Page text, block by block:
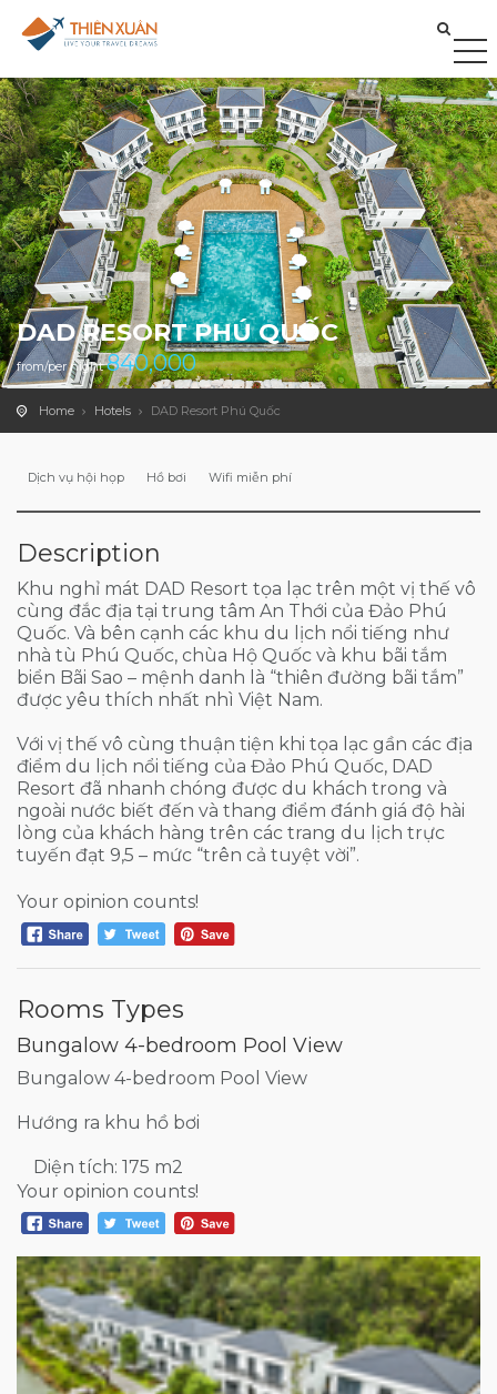
DAD RESORT PHÚ QUỐC
from/per night840,000
Home Hotels DAD Resort Phú Quốc
Dịch vụ hội họp Hồ bơi Wifi miễn phí
Description
Khu nghỉ mát DAD Resort tọa lạc trên một vị thế vô
cùng đắc địa tại trung tâm An Thới của Đảo Phú
Quốc. Và bên cạnh các khu du lịch nổi tiếng như
nhà tù Phú Quốc, chùa Hộ Quốc và khu bãi tắm
biển Bãi Sao – mệnh danh là “thiên đường bãi tắm”
được yêu thích nhất nhì Việt Nam.
Với vị thế vô cùng thuận tiện khi tọa lạc gần các địa
điểm du lịch nổi tiếng của Đảo Phú Quốc, DAD
Resort đã nhanh chóng được du khách trong và
ngoài nước biết đến và thang điểm đánh giá độ hài
lòng của khách hàng trên các trang du lịch trực
tuyến đạt 9,5 – mức “trên cả tuyệt vời”.
Your opinion counts!
Rooms Types
Bungalow 4-bedroom Pool View
Bungalow 4-bedroom Pool View
Hướng ra khu hồ bơi
Diện tích: 175 m2
Your opinion counts!